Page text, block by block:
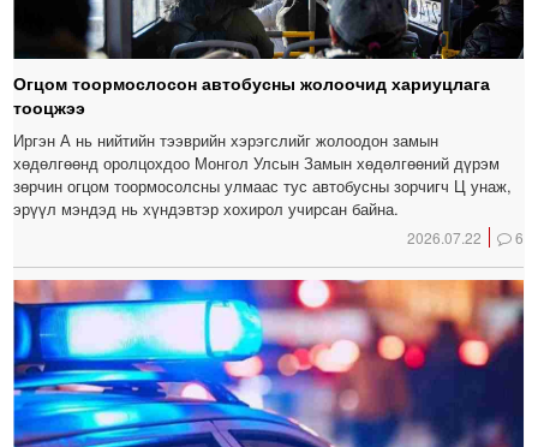
Огцом тоормослосон автобусны жолоочид хариуцлага
тооцжээ
Иргэн А нь нийтийн тээврийн хэрэгслийг жолоодон замын
хөдөлгөөнд оролцохдоо Монгол Улсын Замын хөдөлгөөний дүрэм
зөрчин огцом тоормосолсны улмаас тус автобусны зорчигч Ц унаж,
эрүүл мэндэд нь хүндэвтэр хохирол учирсан байна.
2026.07.22 6